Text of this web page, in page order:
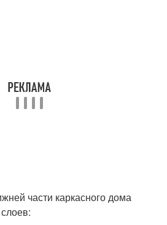
части каркасного дома